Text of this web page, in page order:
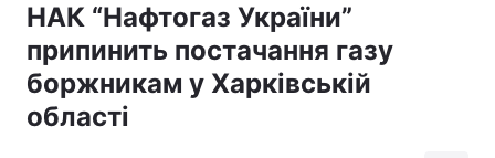
НАК “Нафтогаз України”
припинить постачання газу
боржникам у Харківській
області